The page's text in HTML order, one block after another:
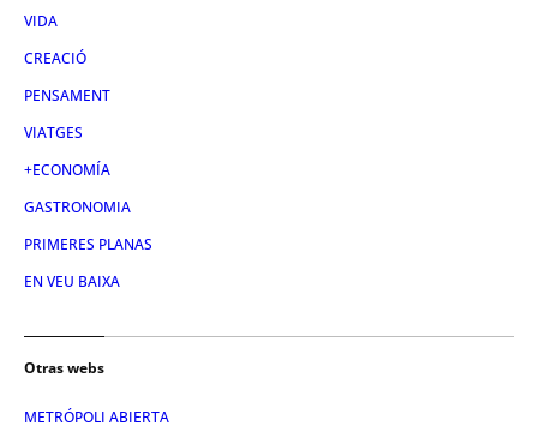
VIDA
CREACIÓ
PENSAMENT
VIATGES
+ECONOMÍA
GASTRONOMIA
PRIMERES PLANAS
EN VEU BAIXA
Otras webs
METRÓPOLI ABIERTA